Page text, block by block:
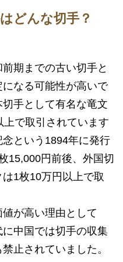
どんな切手？
期までの古い切手と
なる可能性が高いで
手として有名な竜文
で取引されています
念という1894年に発行
15,000円前後、外国切
1枚10万円以上で取
が高い理由として
中国では切手の収集
止されていました。